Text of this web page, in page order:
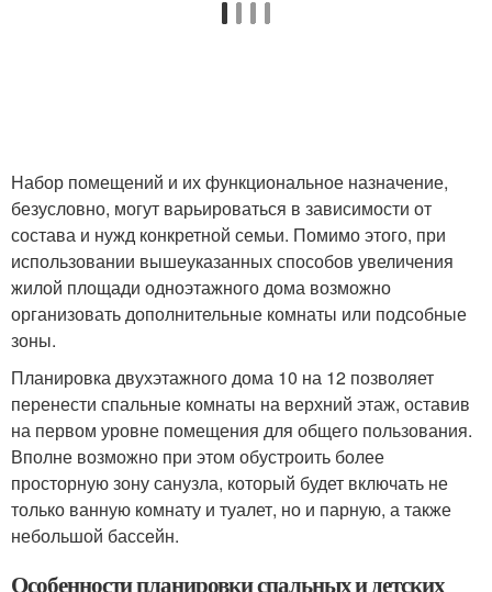
Набор помещений и их функциональное назначение,
безусловно, могут варьироваться в зависимости от
состава и нужд конкретной семьи. Помимо этого, при
использовании вышеуказанных способов увеличения
жилой площади одноэтажного дома возможно
организовать дополнительные комнаты или подсобные
зоны.
Планировка двухэтажного дома 10 на 12 позволяет
перенести спальные комнаты на верхний этаж, оставив
на первом уровне помещения для общего пользования.
Вполне возможно при этом обустроить более
просторную зону санузла, который будет включать не
только ванную комнату и туалет, но и парную, а также
небольшой бассейн.
Особенности планировки спальных и детских